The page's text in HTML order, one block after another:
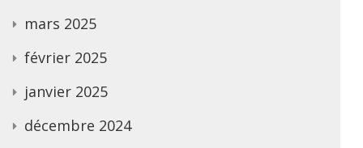
mars 2025
février 2025
janvier 2025
décembre 2024